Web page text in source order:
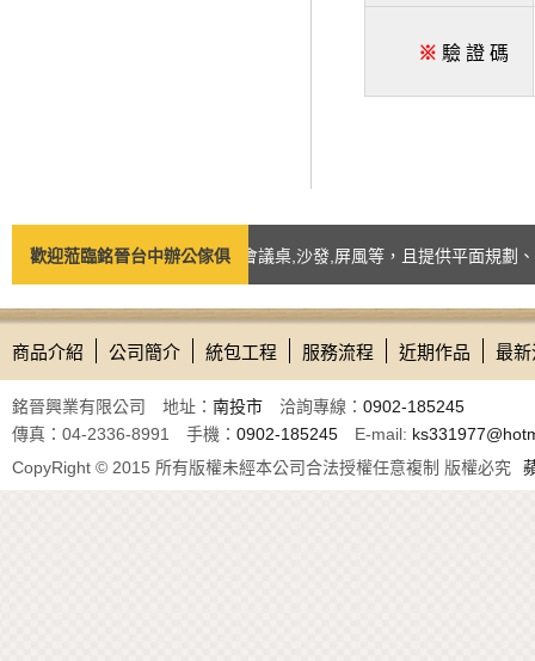
※ 驗 證 碼
歡迎蒞臨銘晉台中辦公傢俱
品如：台中辦公椅,辦公桌,會議桌,沙發,屏風等，且提供平面規劃、
商品介紹 公司簡介 統包工程 服務流程 近期作品 最
銘晉興業有限公司 地址： 南投市 洽詢專線： 0902-185245
傳真：04-2336-8991 手機： 0902-185245 E-mail:
CopyRight © 2015 所有版權未經本公司合法授權任意複制 版權必究